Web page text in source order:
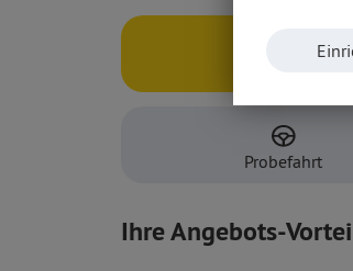
Probefahrt
Ihre Angebots-